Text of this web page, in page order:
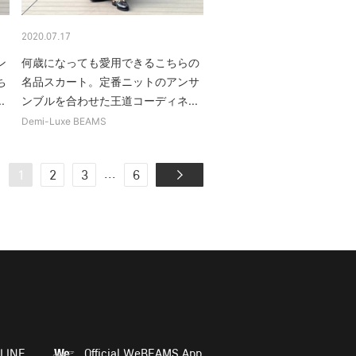
2020.07.17
何歳になっても愛用できるこちらの
名品スカート。定番ニットのアンサ
ンブルを合わせた王道コーディネ...
Demi-Luxe BEAMS
1 2 3 ... 6